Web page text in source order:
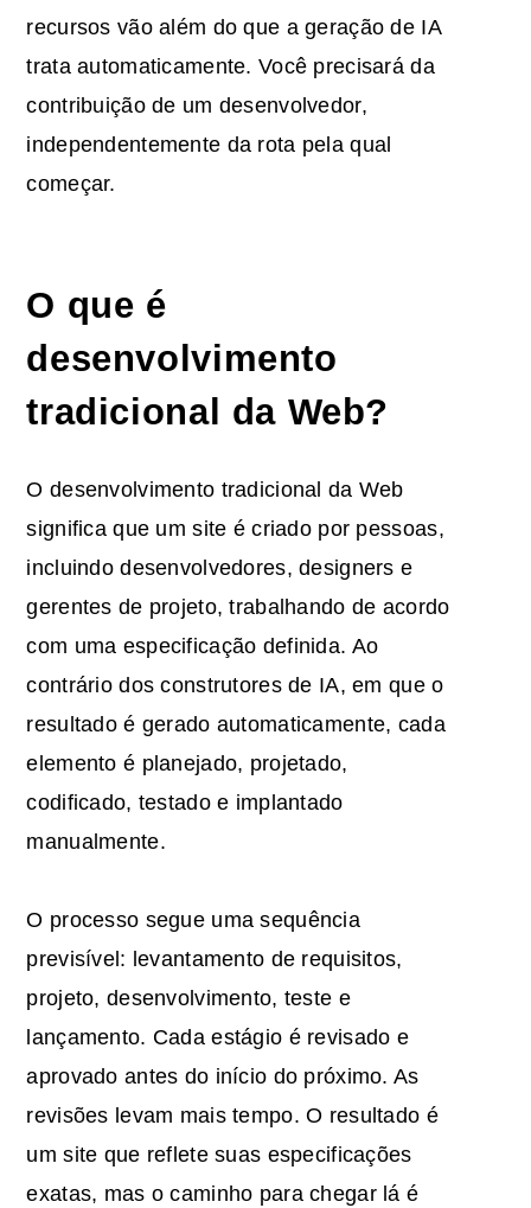
recursos vão além do que a geração de IA
trata automaticamente. Você precisará da
contribuição de um desenvolvedor,
independentemente da rota pela qual
começar.
O que é
desenvolvimento
tradicional da Web?
O desenvolvimento tradicional da Web
significa que um site é criado por pessoas,
incluindo desenvolvedores, designers e
gerentes de projeto, trabalhando de acordo
com uma especificação definida. Ao
contrário dos construtores de IA, em que o
resultado é gerado automaticamente, cada
elemento é planejado, projetado,
codificado, testado e implantado
manualmente.
O processo segue uma sequência
previsível: levantamento de requisitos,
projeto, desenvolvimento, teste e
lançamento. Cada estágio é revisado e
aprovado antes do início do próximo. As
revisões levam mais tempo. O resultado é
um site que reflete suas especificações
exatas, mas o caminho para chegar lá é